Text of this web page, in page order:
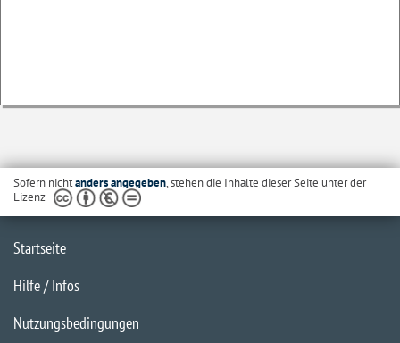
Sofern nichtanders angegeben, stehen die Inhalte dieser Seite unter der
Lizenz
Startseite
Hilfe / Infos
Nutzungsbedingungen